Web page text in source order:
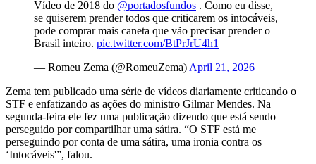
Vídeo de 2018 do @portadosfundos . Como eu disse,
se quiserem prender todos que criticarem os intocáveis,
pode comprar mais caneta que vão precisar prender o
Brasil inteiro. pic.twitter.com/BtPrJrU4h1
— Romeu Zema (@RomeuZema) April 21, 2026
Zema tem publicado uma série de vídeos diariamente criticando o
STF e enfatizando as ações do ministro Gilmar Mendes. Na
segunda-feira ele fez uma publicação dizendo que está sendo
perseguido por compartilhar uma sátira. “O STF está me
perseguindo por conta de uma sátira, uma ironia contra os
‘Intocáveis'”, falou.